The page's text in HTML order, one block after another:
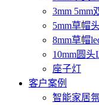
3mm 5mm
5mm草帽
8mm草帽
10mm圆头
座子灯
客户案例
智能家居